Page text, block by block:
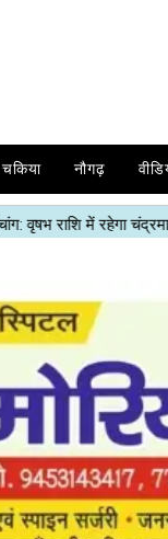
चकिया नौगढ़